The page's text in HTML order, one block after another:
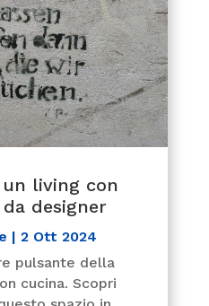
un living con
designer
| 2 Ott 2024
pulsante della
cucina. Scopri